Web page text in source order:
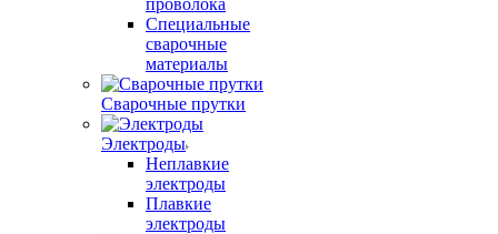
проволока
Специальные
сварочные
материалы
Сварочные прутки
Электроды
Неплавкие
электроды
Плавкие
электроды